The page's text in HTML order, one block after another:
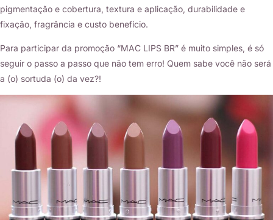
pigmentação e cobertura, textura e aplicação, durabilidade e
fixação, fragrância e custo benefício.
Para participar da promoção “MAC LIPS BR” é muito simples, é só
seguir o passo a passo que não tem erro! Quem sabe você não será
a (o) sortuda (o) da vez?!